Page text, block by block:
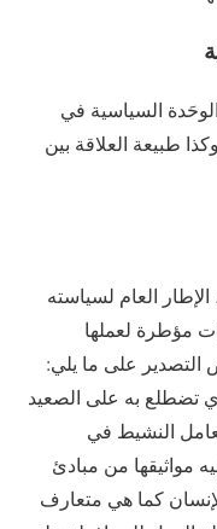
السياسية في
طبيعة العلاقة بين
العام لسياسته
مؤطرة لعملها
التصدير على ما يلي:
تضطلع به على الصعيد
النشيط في
مواثيقها من مبادئ
كما هي متعارف